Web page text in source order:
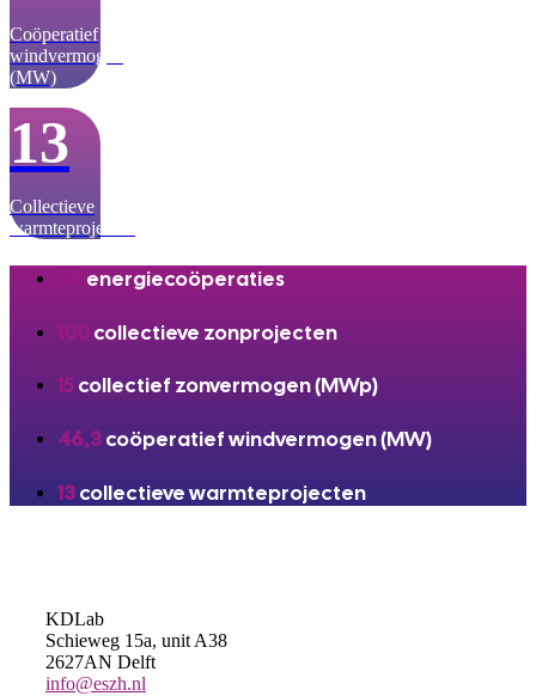
Coöperatief
windvermogen
(MW)
13
Collectieve
warmteprojecten
energiecoöperaties
100collectieve zonprojecten
15collectief zonvermogen (MWp)
46,3coöperatief windvermogen (MW)
13collectieve warmteprojecten
KDLab
Schieweg 15a, unit A38
2627AN Delft
info@eszh.nl